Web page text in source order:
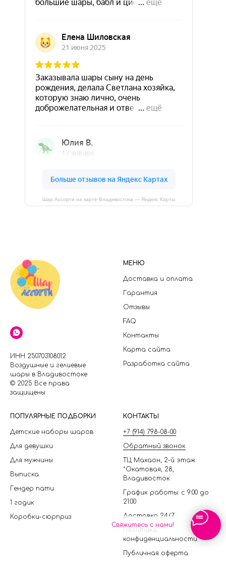
Свяжитесь с нами!
Шар Ассорти на карте Владивостока — Яндекс Карты
ИНН 250703108012
Воздушные и гелиевые
шары в Владивостоке
© 2025 Все права
защищены
МЕНЮ
Доставка и оплата
Гарантия
Отзывы
FAQ
Контакты
Карта сайта
Разработка сайта
ПОПУЛЯРНЫЕ ПОДБОРКИ
Детские наборы шаров
Для девушки
Для мужчины
Выписка
Гендер пати
1 годик
Коробки-сюрприз
КОНТАКТЫ
+7 (914) 798-08-00
Обратный звонок
ТЦ Махаон, 2-й этаж
*Окатовая, 28,
Владивосток
График работы: с 9:00 до
21:00
Доставка 24/7
Политика
конфиденциальности
Публичная оферта